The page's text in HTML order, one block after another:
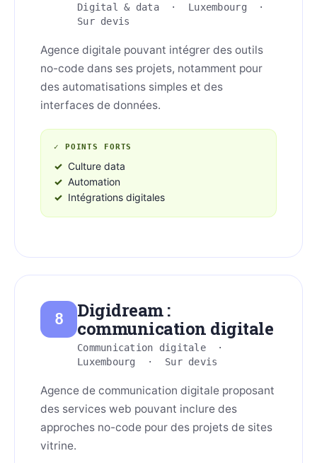
Digital & data · Luxembourg ·
Sur devis
Agence digitale pouvant intégrer des outils
no-code dans ses projets, notamment pour
des automatisations simples et des
interfaces de données.
✓ POINTS FORTS
Culture data
Automation
Intégrations digitales
8
Digidream :
communication digitale
Communication digitale ·
Luxembourg · Sur devis
Agence de communication digitale proposant
des services web pouvant inclure des
approches no-code pour des projets de sites
vitrine.